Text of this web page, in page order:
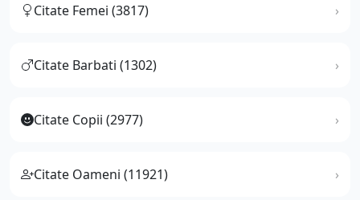
Citate Femei (3817)
Citate Barbati (1302)
Citate Copii (2977)
Citate Oameni (11921)